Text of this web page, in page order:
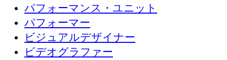
パフォーマンス・ユニット
パフォーマー
ビジュアルデザイナー
ビデオグラファー